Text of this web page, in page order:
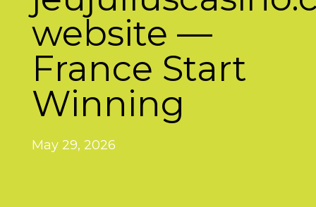
website —
France Start
Winning
May 29, 2026